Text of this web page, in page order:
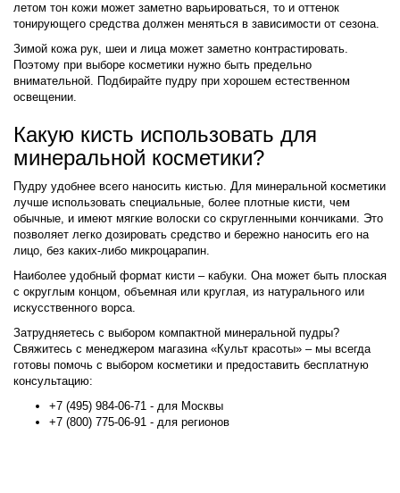
летом тон кожи может заметно варьироваться, то и оттенок
тонирующего средства должен меняться в зависимости от сезона.
Зимой кожа рук, шеи и лица может заметно контрастировать.
Поэтому при выборе косметики нужно быть предельно
внимательной. Подбирайте пудру при хорошем естественном
освещении.
Какую кисть использовать для
минеральной косметики?
Пудру удобнее всего наносить кистью. Для минеральной косметики
лучше использовать специальные, более плотные кисти, чем
обычные, и имеют мягкие волоски со скругленными кончиками. Это
позволяет легко дозировать средство и бережно наносить его на
лицо, без каких-либо микроцарапин.
Наиболее удобный формат кисти – кабуки. Она может быть плоская
с округлым концом, объемная или круглая, из натурального или
искусственного ворса.
Затрудняетесь с выбором компактной минеральной пудры?
Свяжитесь с менеджером магазина «Культ красоты» – мы всегда
готовы помочь с выбором косметики и предоставить бесплатную
консультацию:
+7 (495) 984-06-71 - для Москвы
+7 (800) 775-06-91 - для регионов